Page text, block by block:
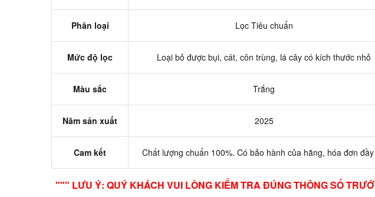
Phân loại Lọc Tiêu chuẩn
Mức độ lọc Loại bỏ được bụi, cát, côn trùng, lá cây có kích thước nhỏ
Màu sắc Trắng
Năm sản xuất 2025
Cam kết Chất lượng chuẩn 100%. Có bảo hành của hãng, hóa đơn
""" LƯU Ý: QUÝ KHÁCH VUI LÒNG KIỂM TRA ĐÚNG THÔNG SỐ